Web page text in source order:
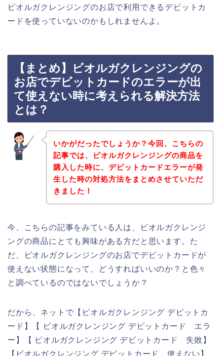
ビオルガクレンジングのお店で利用できるデビットカ
ードを使っていないのかもしれませんよ。
【まとめ】ビオルガクレンジングの
お店でデビットカードのエラーが出
て使えない時に考えられる解決方法
とは？
いかがだったでしょうか？今回、こちらの
記事では、ビオルガクレンジングの商品を
購入した時に、デビットカードエラーが発
生した時の対処方法をまとめさせていただ
きました！
今、こちらの記事をみている人は、ビオルガクレンジ
ングの商品にとても興味がある方だと思います。た
だ、ビオルガクレンジングのお店でデビットカードが
使えない状態になって、どうすればいいのか？と色々
と調べているのではないでしょうか？
だから、ネットで【ビオルガクレンジング デビットカ
ード】【 ビオルガクレンジング デビットカード エラ
ー】【 ビオルガクレンジング デビットカード 失敗】
【ビオルガクレンジング デビットカード 使えない】